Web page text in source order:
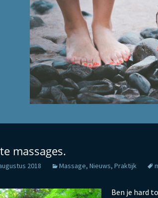
massages.
2018 Massage, Nieuws, Praktijk
Ben je hard